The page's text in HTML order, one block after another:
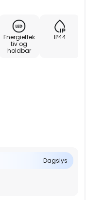
Energieffek
tiv og
holdbar
IP44
Dagslys